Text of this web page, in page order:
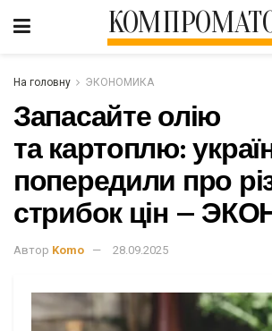
На головну ЭКОНОМИКА
Запасайте олію
та картоплю:
попередили про
стрибок цін –
Автор Komo 28.09.2025